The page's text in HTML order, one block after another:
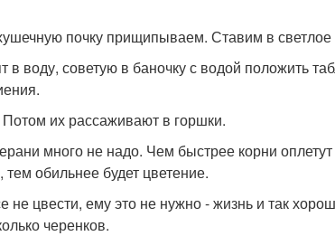
почку прищипываем. Ставим в светлое
воду, советую в баночку с водой положить
их рассаживают в горшки.
много не надо. Чем быстрее корни
обильнее будет цветение.
цвести, ему это не нужно - жизнь и так
черенков.